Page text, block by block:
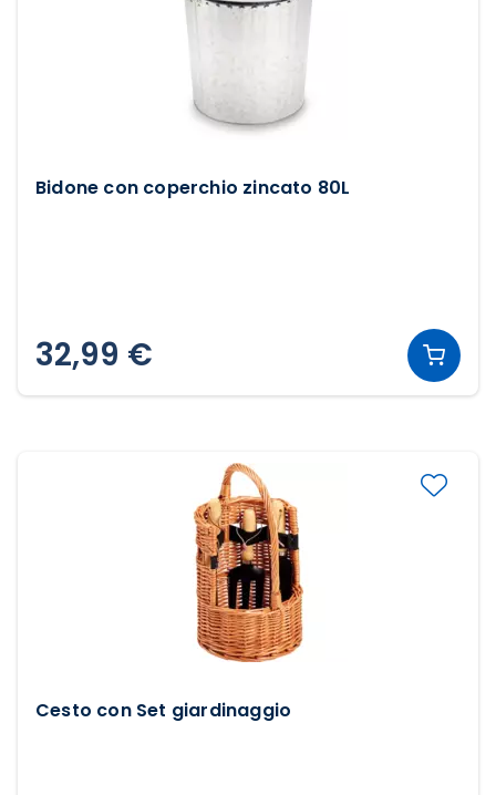
Bidone con coperchio zincato 80L
32,99 €
Cesto con Set giardinaggio